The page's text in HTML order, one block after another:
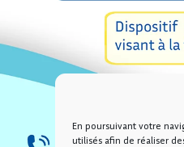
En poursuivant votre
utilisés afin de réaliser